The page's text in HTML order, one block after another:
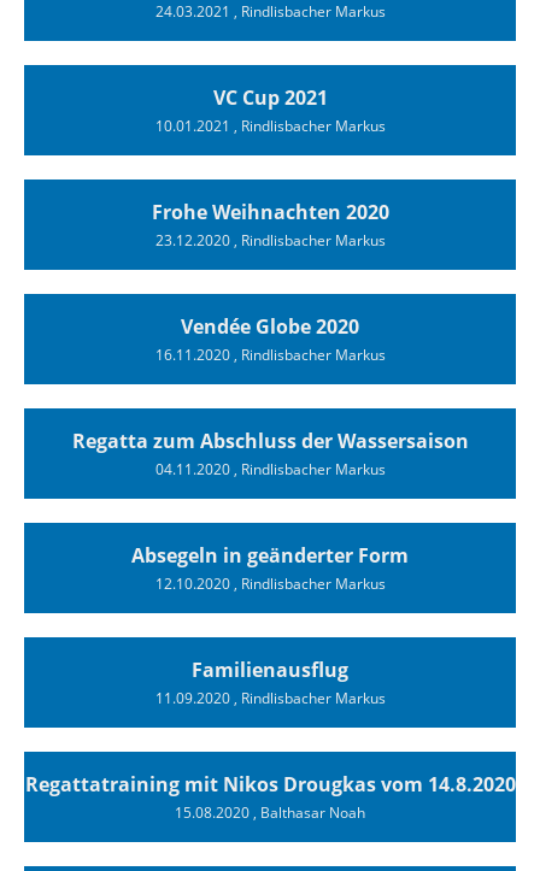
24.03.2021 , Rindlisbacher Markus
VC Cup 2021
10.01.2021 , Rindlisbacher Markus
Frohe Weihnachten 2020
23.12.2020, Rindlisbacher Markus
Vendée Globe 2020
16.11.2020, Rindlisbacher Markus
Regatta zum Abschluss der Wassersaison
04.11.2020, Rindlisbacher Markus
Absegeln in geänderter Form
12.10.2020, Rindlisbacher Markus
Familienausflug
11.09.2020, Rindlisbacher Markus
Regattatraining mit Nikos Drougkas vom 14.8.2020
15.08.2020, Balthasar Noah